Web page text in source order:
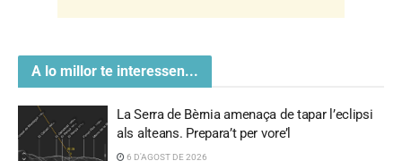
A lo millor te interessen...
La Serra de Bèrnia amenaça de tapar l’eclipsi
als alteans. Prepara’t per vore’l
6 D'AGOST DE 2026